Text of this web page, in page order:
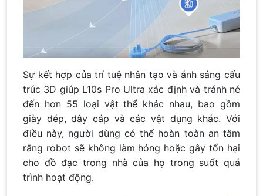
Sự kết hợp của trí tuệ nhân tạo và ánh sáng cấu
trúc 3D giúp L10s Pro Ultra xác định và tránh né
đến hơn 55 loại vật thể khác nhau, bao gồm
giày dép, dây cáp và các vật dụng khác. Với
điều này, người dùng có thể hoàn toàn an tâm
rằng robot sẽ không làm hỏng hoặc gây tổn hại
cho đồ đạc trong nhà của họ trong suốt quá
trình hoạt động.